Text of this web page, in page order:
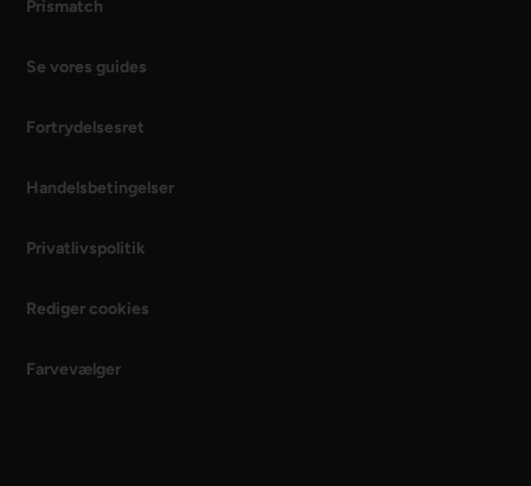
Prismatch
Se vores guides
Fortrydelsesret
Handelsbetingelser
Privatlivspolitik
Rediger cookies
Farvevælger